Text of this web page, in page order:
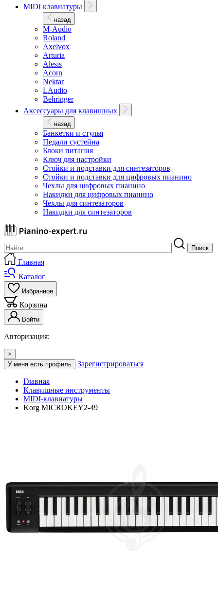
MIDI клавиатуры
назад
M-Audio
Roland
Axelvox
Arturia
Alesis
Acorn
Nektar
LAudio
Behringer
Аксессуары для клавишных
назад
Банкетки и стулья
Педали сустейна
Блоки питания
Ключ для настройки
Стойки и подставки для синтезаторов
Стойки и подставки для цифровых пианино
Чехлы для цифровых пианино
Накидки для цифровых пианино
Чехлы для синтезаторов
Накидки для синтезаторов
Поиск
Главная
Каталог
Избранное
Корзина
Войти
Авторизация:
×
У меня есть профиль
Зарегистрироваться
Главная
Клавишные инструменты
MIDI-клавиатуры
Korg MICROKEY2-49